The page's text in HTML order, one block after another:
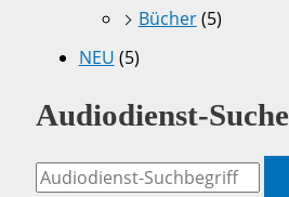
Bücher(5)
NEU (5)
Audiodienst-Suche